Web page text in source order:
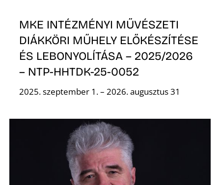
MKE INTÉZMÉNYI MŰVÉSZETI
DIÁKKÖRI MŰHELY ELŐKÉSZÍTÉSE
ÉS LEBONYOLÍTÁSA – 2025/2026
– NTP-HHTDK-25-0052
2025. szeptember 1. – 2026. augusztus 31